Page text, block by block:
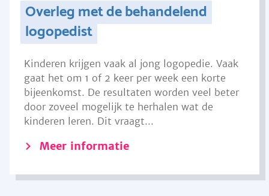
Overleg met de behandelend
logopedist
Kinderen krijgen vaak al jong logopedie. Vaak
gaat het om 1 of 2 keer per week een korte
bijeenkomst. De resultaten worden veel beter
door zoveel mogelijk te herhalen wat de
kinderen leren. Dit vraagt...
Meer informatie